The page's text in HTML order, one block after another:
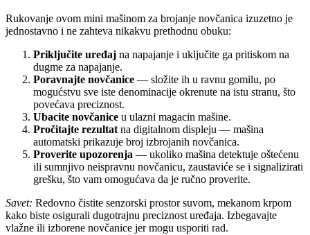
Rukovanje ovom mini mašinom za brojanje novčanica izuzetno je
jednostavno i ne zahteva nikakvu prethodnu obuku:
Priključite uređaj na napajanje i uključite ga pritiskom na
dugme za napajanje.
Poravnajte novčanice — složite ih u ravnu gomilu, po
mogućstvu sve iste denominacije okrenute na istu stranu, što
povećava preciznost.
Ubacite novčanice u ulazni magacin mašine.
Pročitajte rezultatna digitalnom displeju — mašina
automatski prikazuje broj izbrojanih novčanica.
Proverite upozorenja — ukoliko mašina detektuje oštećenu
ili sumnjivo neispravnu novčanicu, zaustaviće se i signalizirati
grešku, što vam omogućava da je ručno proverite.
Savet: Redovno čistite senzorski prostor suvom, mekanom krpom
kako biste osigurali dugotrajnu preciznost uređaja. Izbegavajte
vlažne ili izborene novčanice jer mogu usporiti rad.